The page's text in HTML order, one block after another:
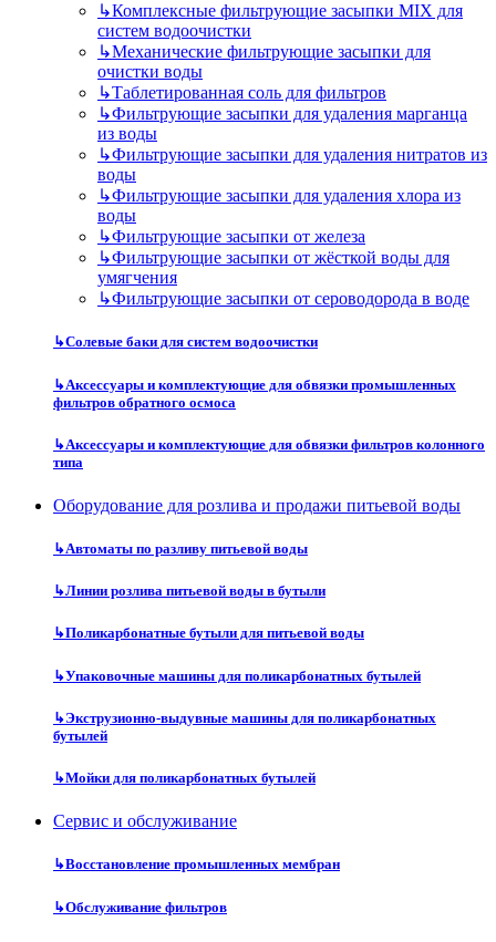
↳Комплексные фильтрующие засыпки MIX для
систем водоочистки
↳Механические фильтрующие засыпки для
очистки воды
↳Таблетированная соль для фильтров
↳Фильтрующие засыпки для удаления марганца
из воды
↳Фильтрующие засыпки для удаления нитратов из
воды
↳Фильтрующие засыпки для удаления хлора из
воды
↳Фильтрующие засыпки от железа
↳Фильтрующие засыпки от жёсткой воды для
умягчения
↳Фильтрующие засыпки от сероводорода в воде
↳Солевые баки для систем водоочистки
↳Аксессуары и комплектующие для обвязки промышленных
фильтров обратного осмоса
↳Аксессуары и комплектующие для обвязки фильтров колонного
типа
Оборудование для розлива и продажи питьевой воды
↳Автоматы по разливу питьевой воды
↳Линии розлива питьевой воды в бутыли
↳Поликарбонатные бутыли для питьевой воды
↳Упаковочные машины для поликарбонатных бутылей
↳Экструзионно-выдувные машины для поликарбонатных
бутылей
↳Мойки для поликарбонатных бутылей
Сервис и обслуживание
↳Восстановление промышленных мембран
↳Обслуживание фильтров